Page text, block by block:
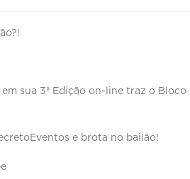
sua 3ª Edição on-line traz o
e brota no bailão!